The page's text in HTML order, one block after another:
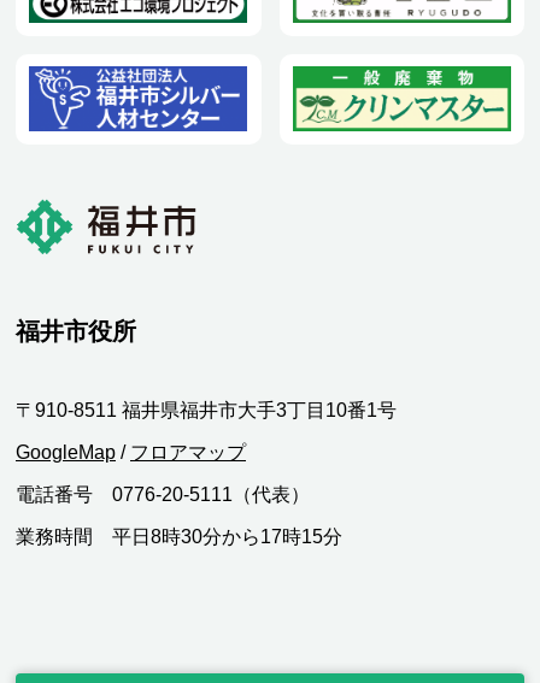
福井市役所
〒910-8511 福井県福井市大手3丁目10番1号
GoogleMap / フロアマップ
電話番号 0776-20-5111（代表）
業務時間 平日8時30分から17時15分